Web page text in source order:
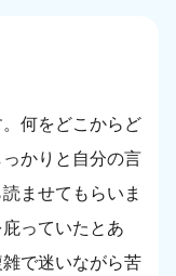
何をどこからど
かりと自分の言
ませてもらいま
っていたとあ
で迷いながら苦